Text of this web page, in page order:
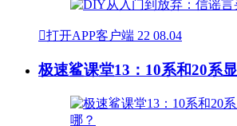
打开APP客户端 22 08.04
极速鲨课堂13：10系和20系